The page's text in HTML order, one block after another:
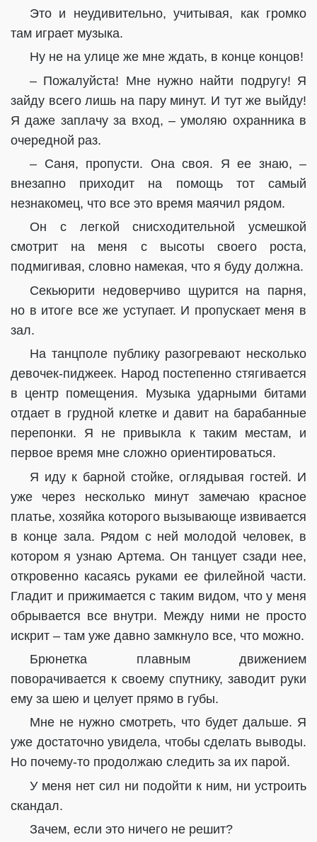
Это и неудивительно, учитывая, как громко
там играет музыка.
Ну не на улице же мне ждать, в конце концов!
– Пожалуйста! Мне нужно найти подругу! Я
зайду всего лишь на пару минут. И тут же выйду!
Я даже заплачу за вход, – умоляю охранника в
очередной раз.
– Саня, пропусти. Она своя. Я ее знаю, –
внезапно приходит на помощь тот самый
незнакомец, что все это время маячил рядом.
Он с легкой снисходительной усмешкой
смотрит на меня с высоты своего роста,
подмигивая, словно намекая, что я буду должна.
Секьюрити недоверчиво щурится на парня,
но в итоге все же уступает. И пропускает меня в
зал.
На танцполе публику разогревают несколько
девочек-пиджеек. Народ постепенно стягивается
в центр помещения. Музыка ударными битами
отдает в грудной клетке и давит на барабанные
перепонки. Я не привыкла к таким местам, и
первое время мне сложно ориентироваться.
Я иду к барной стойке, оглядывая гостей. И
уже через несколько минут замечаю красное
платье, хозяйка которого вызывающе извивается
в конце зала. Рядом с ней молодой человек, в
котором я узнаю Артема. Он танцует сзади нее,
откровенно касаясь руками ее филейной части.
Гладит и прижимается с таким видом, что у меня
обрывается все внутри. Между ними не просто
искрит – там уже давно замкнуло все, что можно.
Брюнетка плавным движением
поворачивается к своему спутнику, заводит руки
ему за шею и целует прямо в губы.
Мне не нужно смотреть, что будет дальше. Я
уже достаточно увидела, чтобы сделать выводы.
Но почему-то продолжаю следить за их парой.
У меня нет сил ни подойти к ним, ни устроить
скандал.
Зачем, если это ничего не решит?